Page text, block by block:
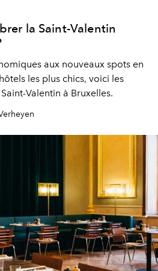
la Saint-Valentin
aux nouveaux spots en
les plus chics, voici les
Valentin à Bruxelles.